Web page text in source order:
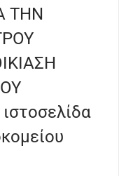
ΤΗΝ